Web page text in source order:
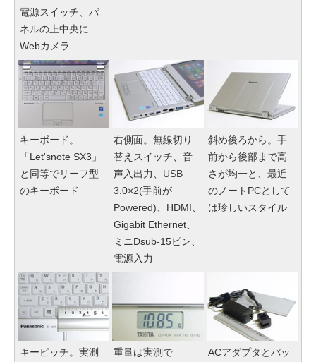
電源スイッチ、パ
ネルの上中央に
Webカメラ
キーボード。
「Let'snote SX3」
と同等でリーフ型
のキーボード
右側面。無線切り
替えスイッチ、音
声入出力、USB
3.0×2(手前が
Powered)、HDMI、
Gigabit Ethernet、
ミニDsub-15ピン、
電源入力
斜め後ろから。手
前から後部まで高
さが均一と、最近
のノートPCとして
は珍しいスタイル
キーピッチ。実測
重量は実測で
ACアダプタとバッ